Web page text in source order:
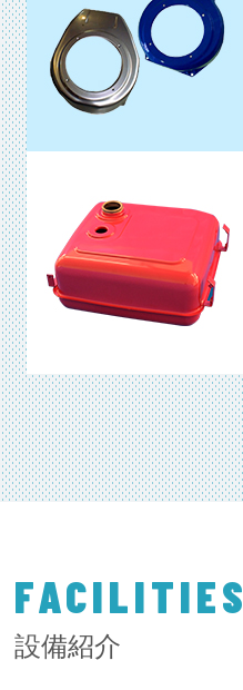
FACILITIES
設備紹介